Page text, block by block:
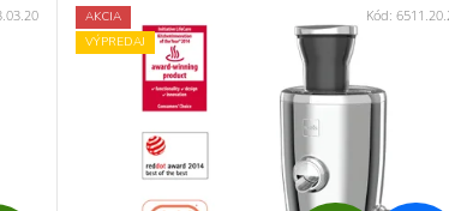
AKCIA
VÝPREDAJ
Kód: